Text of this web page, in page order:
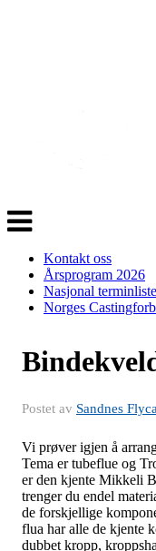
Veksle
navigasjon
Kontakt oss
Årsprogram 2026
Nasjonal terminliste
Norges
Postet av Sandnes
Vi prøver igjen å
Tema er tubeflue og
er den kjente Mikkeli
trenger du endel
de forskjellige
flua har alle de kjente
dubbet kropp,